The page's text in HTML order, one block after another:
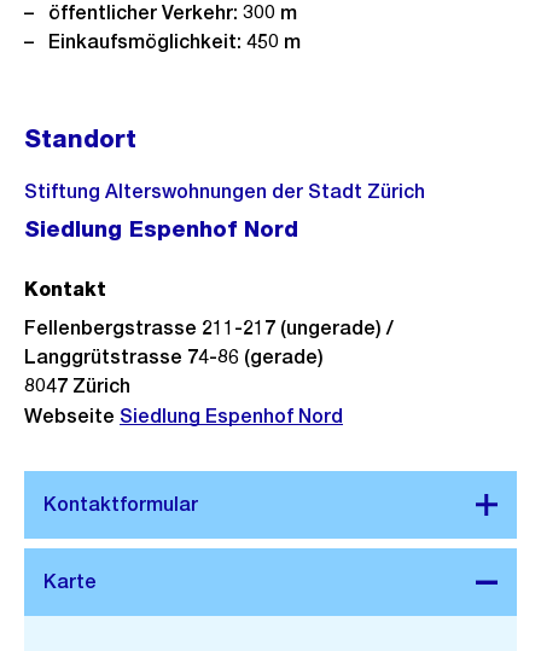
öffentlicher Verkehr: 300 m
Einkaufsmöglichkeit: 450 m
Standort
Stiftung Alterswohnungen der Stadt Zürich
Siedlung Espenhof Nord
Stadtplan 3D
Kontakt
Fellenbergstrasse 211-217 (ungerade) /
Langgrütstrasse 74-86 (gerade)
8047 Zürich
Webseite Siedlung Espenhof Nord